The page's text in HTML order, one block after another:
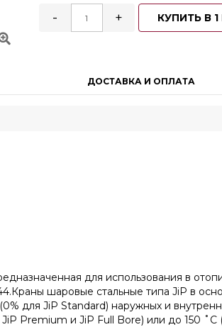
- + КУПИТЬ В
ДОСТАВКА И ОПЛАТА
для использования в
шаровые стальные типа JiP в
для JiP Standard) наружных и
Premium и JiP Full Bore) или до 150